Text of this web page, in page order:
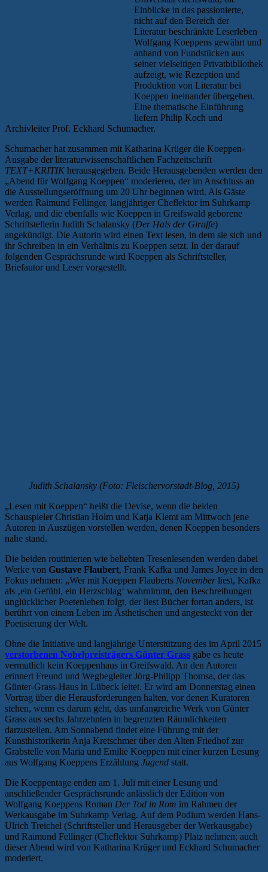
Einblicke in das passionierte,
nicht auf den Bereich der
Literatur beschränkte Leserleben
Wolfgang Koeppens gewährt und
anhand von Fundstücken aus
seiner vielseitigen Privatbibliothek
aufzeigt, wie Rezeption und
Produktion von Literatur bei
Koeppen ineinander übergehen.
Eine thematische Einführung
liefern Philip Koch und
Archivleiter Prof. Eckhard Schumacher.
Schumacher hat zusammen mit Katharina Krüger die Koeppen-
Ausgabe der literaturwissenschaftlichen Fachzeitschrift
TEXT+KRITIK herausgegeben. Beide Herausgebenden werden den
„Abend für Wolfgang Koeppen“ moderieren, der im Anschluss an
die Ausstellungseröffnung um 20 Uhr beginnen wird. Als Gäste
werden Raimund Fellinger, langjähriger Cheflektor im Suhrkamp
Verlag, und die ebenfalls wie Koeppen in Greifswald geborene
Schriftstellerin Judith Schalansky (Der Hals der Giraffe)
angekündigt. Die Autorin wird einen Text lesen, in dem sie sich und
ihr Schreiben in ein Verhältnis zu Koeppen setzt. In der darauf
folgenden Gesprächsrunde wird Koeppen als Schriftsteller,
Briefautor und Leser vorgestellt.
Judith Schalansky (Foto: Fleischervorstadt-Blog, 2015)
„Lesen mit Koeppen“ heißt die Devise, wenn die beiden
Schauspieler Christian Holm und Katja Klemt am Mittwoch jene
Autoren in Auszügen vorstellen werden, denen Koeppen besonders
nahe stand.
Die beiden routinierten wie beliebten Tresenlesenden werden dabei
Werke von Gustave Flaubert, Frank Kafka und James Joyce in den
Fokus nehmen: „Wer mit Koeppen Flauberts November liest, Kafka
als ‚ein Gefühl, ein Herzschlag‘ wahrnimmt, den Beschreibungen
unglücklicher Poetenleben folgt, der liest Bücher fortan anders, ist
berührt von einem Leben im Ästhetischen und angesteckt von der
Poetisierung der Welt.
Ohne die Initiative und langjährige Unterstützung des im April 2015
verstorbenen Nobelpreisträgers Günter Grass gäbe es heute
vermutlich kein Koeppenhaus in Greifswald. An den Autoren
erinnert Freund und Wegbegleiter Jörg-Philipp Thomsa, der das
Günter-Grass-Haus in Lübeck leitet. Er wird am Donnerstag einen
Vortrag über die Herausforderungen halten, vor denen Kuratoren
stehen, wenn es darum geht, das umfangreiche Werk von Günter
Grass aus sechs Jahrzehnten in begrenzten Räumlichkeiten
darzustellen. Am Sonnabend findet eine Führung mit der
Kunsthistorikerin Anja Kretschmer über den Alten Friedhof zur
Grabstelle von Maria und Emilie Koeppen mit einer kurzen Lesung
aus Wolfgang Koeppens Erzählung Jugend statt.
Die Koeppentage enden am 1. Juli mit einer Lesung und
anschließender Gesprächsrunde anlässlich der Edition von
Wolfgang Koeppens Roman Der Tod in Rom im Rahmen der
Werkausgabe im Suhrkamp Verlag. Auf dem Podium werden Hans-
Ulrich Treichel (Schriftsteller und Herausgeber der Werkausgabe)
und Raimund Fellinger (Cheflektor Suhrkamp) Platz nehmen; auch
dieser Abend wird von Katharina Krüger und Eckhard Schumacher
moderiert.